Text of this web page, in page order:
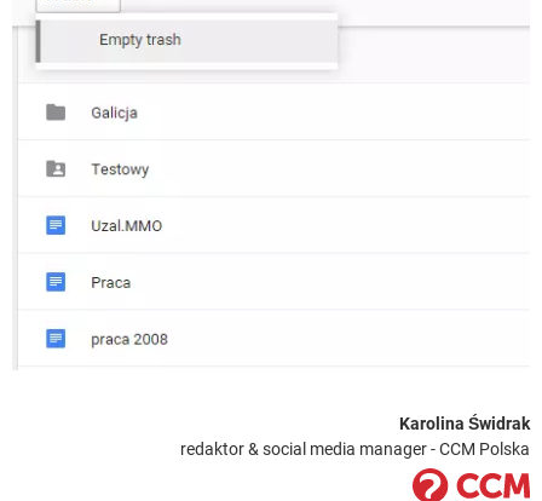
Karolina Świdrak
redaktor & social media manager - CCM Polska